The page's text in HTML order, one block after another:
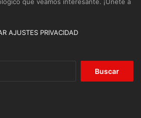
AJUSTES PRIVACIDAD